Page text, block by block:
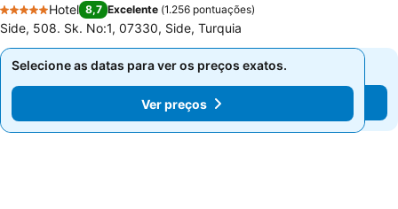
5 Estrelas
Hotel 8,7 Excelente (1.256 pontuações)
Side, 508. Sk. No:1, 07330, Side, Turquia
Selecione as datas para ver os preços exatos.
Ver preços
Selecione as datas para ver os preços exatos.
Ver preços